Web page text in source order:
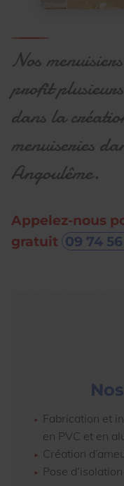
Nos
profit plusieurs
dans la
menuiseries
Angoulême.
Appelez-nous
gratuit 09 74
Fabrication et
en PVC et en
Création
Pose